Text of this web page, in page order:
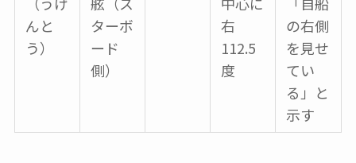
んと
う）
ターボ
ード
側）
右
112.5
度
の右側
を見せ
てい
る」と
示す